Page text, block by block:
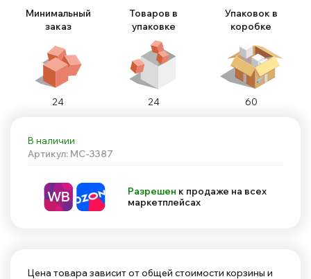
В наличии
Артикул: MC-3387
Разрешен к продаже на всех
маркетплейсах
Цена товара зависит от общей стоимости корзины и
Минимальный
заказ
Товаров в
упаковке
Упаковок в
коробке
24 24 60